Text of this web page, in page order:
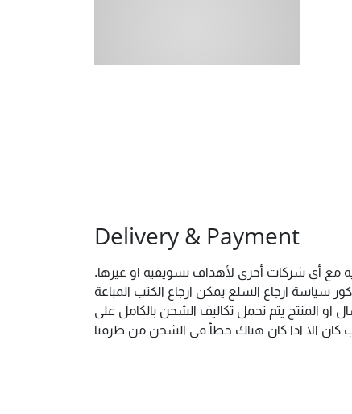
Delivery & Payment
مع أي شركات أخرى لأهداف تسويقية او غيرها.
سياسة ارجاع السلع يمكن ارجاع الكتب المباعة
المنتج يتم تحمل تكاليف الشحن بالكامل على
كان الا اذا كان هناك خطأ فى الشحن من طرفنا